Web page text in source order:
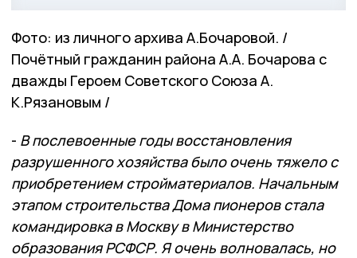
Фото: из личного архива А.Бочаровой. /
Почётный гражданин района А.А. Бочарова с
дважды Героем Советского Союза А.
К.Рязановым /
- В послевоенные годы восстановления
разрушенного хозяйства было очень тяжело с
приобретением стройматериалов. Начальным
этапом строительства Дома пионеров стала
командировка в Москву в Министерство
образования РСФСР. Я очень волновалась, но